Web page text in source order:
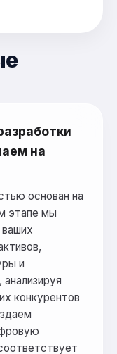
на
основан на
этапе мы
и
конкурентов